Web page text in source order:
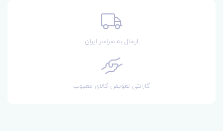
ارسال به سراسر ایران
گارانتی تعویض کالای معیوب